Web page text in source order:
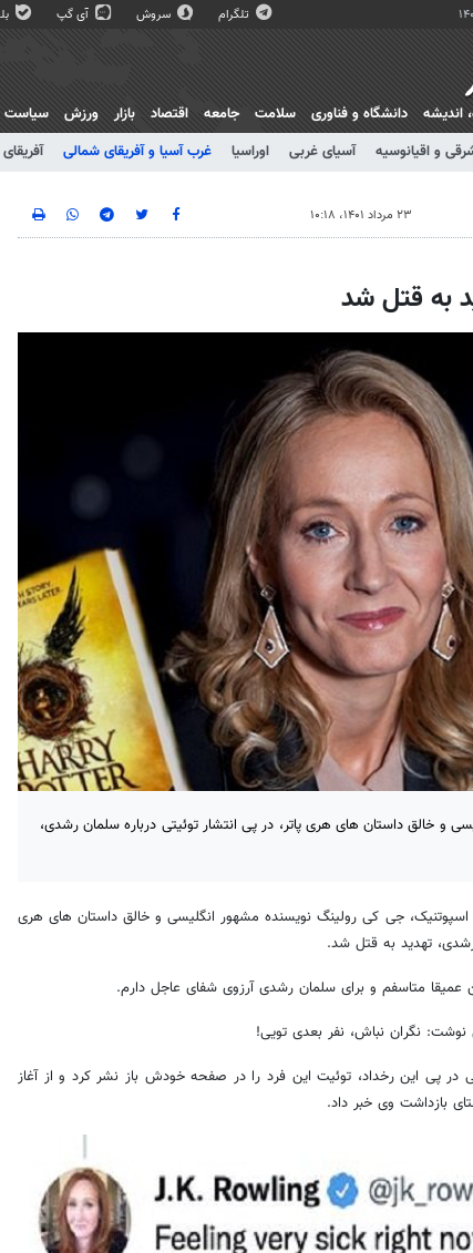
تلگرام سروش آی گپ
انديشه دانشگاه و فناوری سلامت جامعه اقتصاد بازار ورزش سیاست
و اقیانوسیه آسیای غربی اوراسیا غرب آسیا و آفریقای شمالی
۲۳ مرداد ۱۴۰۱، ۱۰:۱۸
به قتل شد
و خالق داستان های هری پاتر، در پی انتشار توئیتی درباره سلمان رشدی،
اسپوتنیک، جی کی رولینگ نویسنده مشهور انگلیسی و خالق داستان های هری
رشدی، تهدید به قتل شد.
عمیقا متاسفم و برای سلمان رشدی آرزوی شفای عاجل دارم.
نوشت: نگران نباش، نفر بعدی تویی!
پی این رخداد، توئیت این فرد را در صفحه خودش باز نشر کرد و از آغاز
بازداشت وی خبر داد.